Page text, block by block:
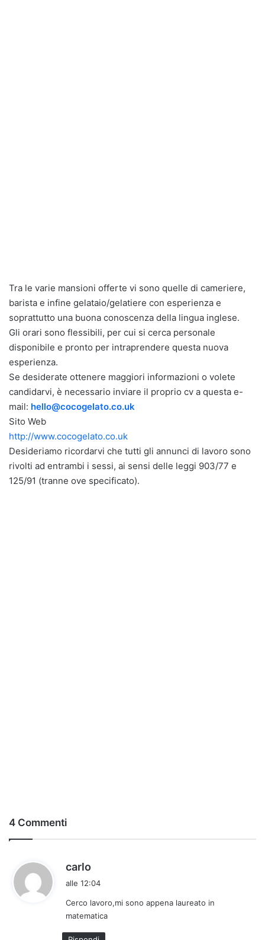
Tra le varie mansioni offerte vi sono quelle di cameriere,
barista e infine gelataio/gelatiere con esperienza e
soprattutto una buona conoscenza della lingua inglese.
Gli orari sono flessibili, per cui si cerca personale
disponibile e pronto per intraprendere questa nuova
esperienza.
Se desiderate ottenere maggiori informazioni o volete
candidarvi, è necessario inviare il proprio cv a questa e-
mail: hello@cocogelato.co.uk
Sito Web
http://www.cocogelato.co.uk
Desideriamo ricordarvi che tutti gli annunci di lavoro sono
rivolti ad entrambi i sessi, ai sensi delle leggi 903/77 e
125/91 (tranne ove specificato).
4 Commenti
carlo
e
t
t
alle 12:04
Cerco lavoro,mi sono appena laureato in
matematica